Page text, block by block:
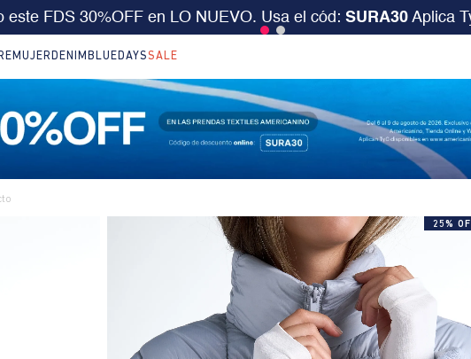
extra desde $199.000 ó 15% extra desde $400.000 en SALE.
MUJER DENIM BLUEDAYSSALE
25%